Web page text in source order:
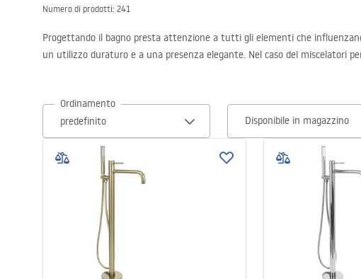
Set di vaso WC e bidet
Lavabi
Vasche da bagno e schermi vasca
Rubinetti da bagno
Set doccia
Numero di prodotti: 241
Progettando il bagno presta attenzione a tutti gli elementi che
un utilizzo duraturo e a una presenza elegante. Nel caso dei miscelatori
Ordinamento
Disponibile in magazzino